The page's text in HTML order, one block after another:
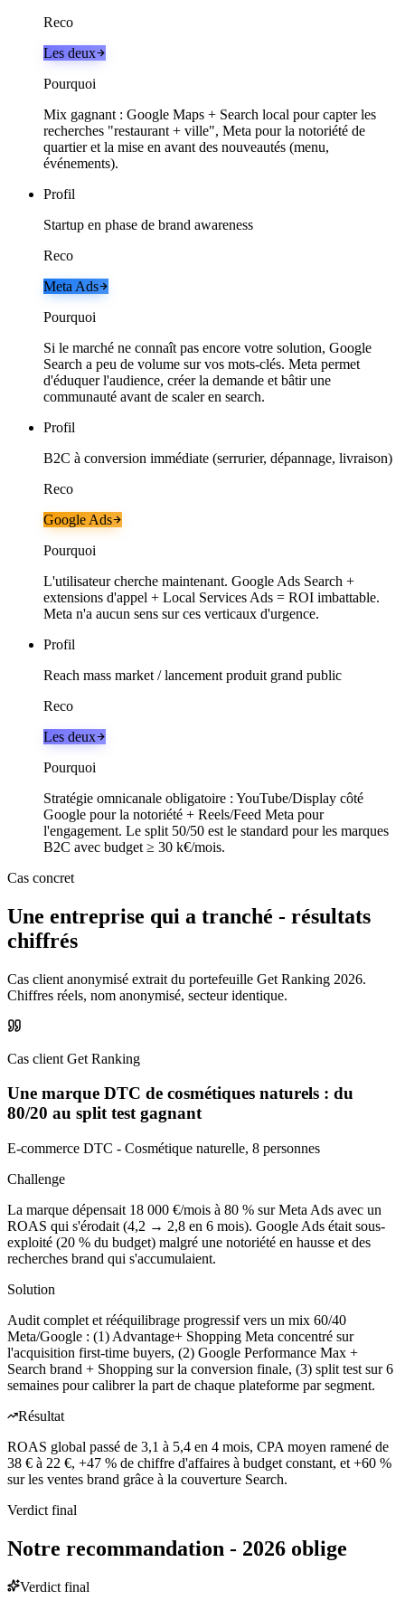
Reco
Les deux
Pourquoi
Mix gagnant : Google Maps + Search local pour capter les
recherches "restaurant + ville", Meta pour la notoriété de
quartier et la mise en avant des nouveautés (menu,
événements).
Profil
Startup en phase de brand awareness
Reco
Meta Ads
Pourquoi
Si le marché ne connaît pas encore votre solution, Google
Search a peu de volume sur vos mots-clés. Meta permet
d'éduquer l'audience, créer la demande et bâtir une
communauté avant de scaler en search.
Profil
B2C à conversion immédiate (serrurier, dépannage, livraison)
Reco
Google Ads
Pourquoi
L'utilisateur cherche maintenant. Google Ads Search +
extensions d'appel + Local Services Ads = ROI imbattable.
Meta n'a aucun sens sur ces verticaux d'urgence.
Profil
Reach mass market / lancement produit grand public
Reco
Les deux
Pourquoi
Stratégie omnicanale obligatoire : YouTube/Display côté
Google pour la notoriété + Reels/Feed Meta pour
l'engagement. Le split 50/50 est le standard pour les marques
B2C avec budget ≥ 30 k€/mois.
Cas concret
Une entreprise qui a tranché - résultats
chiffrés
Cas client anonymisé extrait du portefeuille Get Ranking 2026.
Chiffres réels, nom anonymisé, secteur identique.
Cas client Get Ranking
Une marque DTC de cosmétiques naturels : du
80/20 au split test gagnant
E-commerce DTC - Cosmétique naturelle, 8 personnes
Challenge
La marque dépensait 18 000 €/mois à 80 % sur Meta Ads avec un
ROAS qui s'érodait (4,2 → 2,8 en 6 mois). Google Ads était sous-
exploité (20 % du budget) malgré une notoriété en hausse et des
recherches brand qui s'accumulaient.
Solution
Audit complet et rééquilibrage progressif vers un mix 60/40
Meta/Google : (1) Advantage+ Shopping Meta concentré sur
l'acquisition first-time buyers, (2) Google Performance Max +
Search brand + Shopping sur la conversion finale, (3) split test sur 6
semaines pour calibrer la part de chaque plateforme par segment.
Résultat
ROAS global passé de 3,1 à 5,4 en 4 mois, CPA moyen ramené de
38 € à 22 €, +47 % de chiffre d'affaires à budget constant, et +60 %
sur les ventes brand grâce à la couverture Search.
Verdict final
Notre recommandation - 2026 oblige
Verdict final